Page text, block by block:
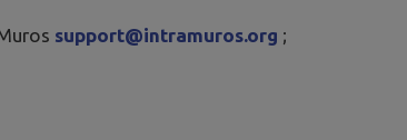
support@intramuros.org ;